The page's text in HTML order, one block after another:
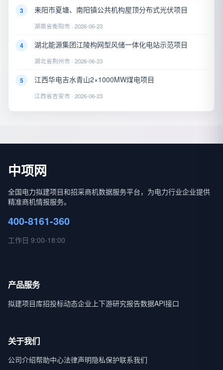
3 耒阳市夏塘、南阳镇公共机构屋顶分布式光伏项目
湖南省衡阳市 · 2026-06-23
4 湖北能源集团江陵构网型风储一体化电站示范项目
湖北省荆州市 · 2026-06-23
5 江西华电吉水青山2×1000MW煤电项目
江西省吉安市 · 2026-06-23
中项网
全国电力拟建项目和招采商机数据服务平台，为电力行业企业提供
精准商机情报服务。
400-8161-360
工作日 9:00-18:00
产品服务
拟建项目库招投标动态企业上下游研究报告数据API接口
关于我们
公司介绍帮助中心法律声明隐私保护联系我们